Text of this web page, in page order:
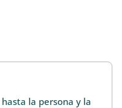
la persona y la